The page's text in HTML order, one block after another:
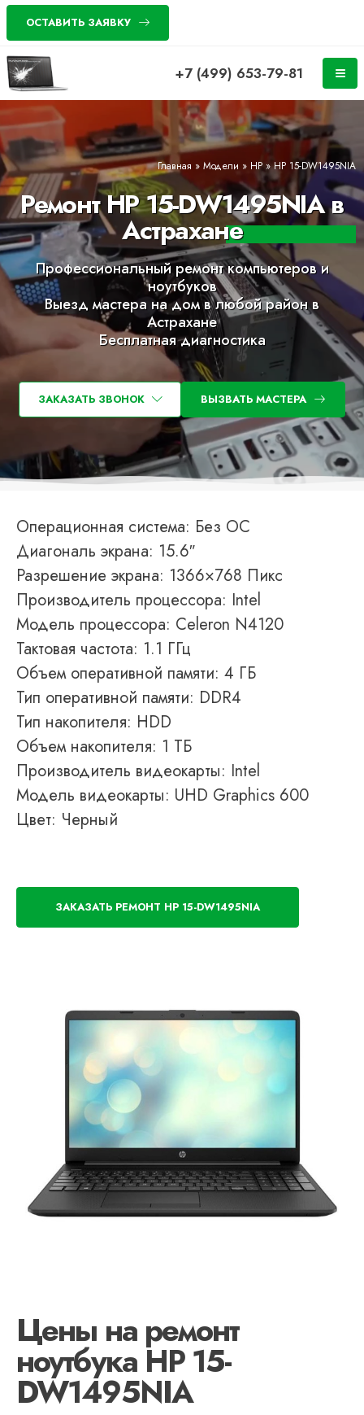
ОСТАВИТЬ ЗАЯВКУ
+7 (499) 653-79-81
Главная » Модели » HP»HP 15-DW1495NIA
Ремонт HP 15-DW1495NIA в
Астрахане
Профессиональный ремонт компьютеров и
ноутбуков
Выезд мастера на дом в любой район в
Астрахане
Бесплатная диагностика
ЗАКАЗАТЬ ЗВОНОК ВЫЗВАТЬ МАСТЕРА
Операционная система: Без ОС
Диагональ экрана: 15.6″
Разрешение экрана: 1366×768 Пикс
Производитель процессора: Intel
Модель процессора: Celeron N4120
Тактовая частота: 1.1 ГГц
Объем оперативной памяти: 4 ГБ
Тип оперативной памяти: DDR4
Тип накопителя: HDD
Объем накопителя: 1 ТБ
Производитель видеокарты: Intel
Модель видеокарты: UHD Graphics 600
Цвет: Черный
ЗАКАЗАТЬ РЕМОНТ HP 15-DW1495NIA
Цены на ремонт
ноутбука HP 15-
DW1495NIA